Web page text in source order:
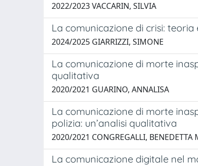
2022/2023 VACCARIN, SILVIA
La comunicazione di crisi: teoria
2024/2025 GIARRIZZI, SIMONE
La comunicazione di morte
qualitativa
2020/2021 GUARINO, ANNALISA
La comunicazione di morte
polizia: un’analisi qualitativa
2020/2021 CONGREGALLI, BENEDETTA
La comunicazione digitale nel